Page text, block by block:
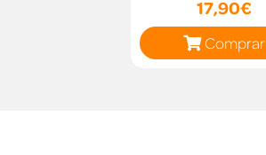
17,90€
Comprar